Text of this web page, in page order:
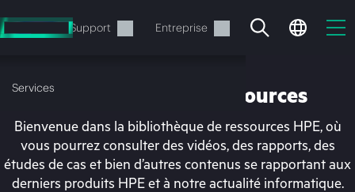
au
contenu
Support Entreprise
ServicesBibliothèque de ressources
Bienvenue dans la bibliothèque de ressources HPE, où
vous pourrez consulter des vidéos, des rapports, des
études de cas et bien d’autres contenus se rapportant aux
derniers produits HPE et à notre actualité informatique.